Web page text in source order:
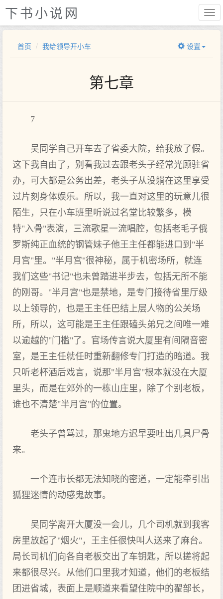
下书小说网
首页 我给领导开小车 设置
第七章
7
吴同学自己开车去了省委大院，给我放了假。
这下我自由了，别看我过去跟老头子经常光顾驻省
办，可大都是公务出差，老头子从没躺在这里享受
过片刻身体娱乐。所以，我一直对这里的玩意儿很
陌生，只在小车班里听说过名堂比较繁多，模
特"入骨"表演，三流歌星一流唱腔，包括老毛子俄
罗斯纯正血统的钢管妹子他王主任都能进口到"半
月宫"里。"半月宫"很神秘，属于机密场所，就连
我们这些"书记"也未曾踏进半步去，包括无所不能
的刚哥。"半月宫"也是禁地，是专门接待省里厅级
以上领导的，也是王主任巴结上层人物的公关场
所，所以，这可能是王主任跟磕头弟兄之间唯一难
以逾越的"门槛"了。官场传言说大厦里有间隔音密
室，是王主任就任时重新翻修专门打造的暗道。我
只听老杯酒后戏言，说那"半月宫"根本就没在大厦
里头，而是在郊外的一栋山庄里，除了个别老板，
谁也不清楚"半月宫"的位置。
老头子曾骂过，那鬼地方迟早要吐出几具尸骨
来。
一个连市长都无法知晓的密道，一定能牵引出
狐狸迷情的动感鬼故事。
吴同学离开大厦没一会儿，几个司机就到我客
房里放起了"烟火"，王主任很快叫人送来了麻台。
局长司机们向各自老板交出了车钥匙，所以搓将起
来都很尽兴。从他们口里我才知道，他们的老板结
团进省城，表面上是顺道来看望住院中的翟部长，